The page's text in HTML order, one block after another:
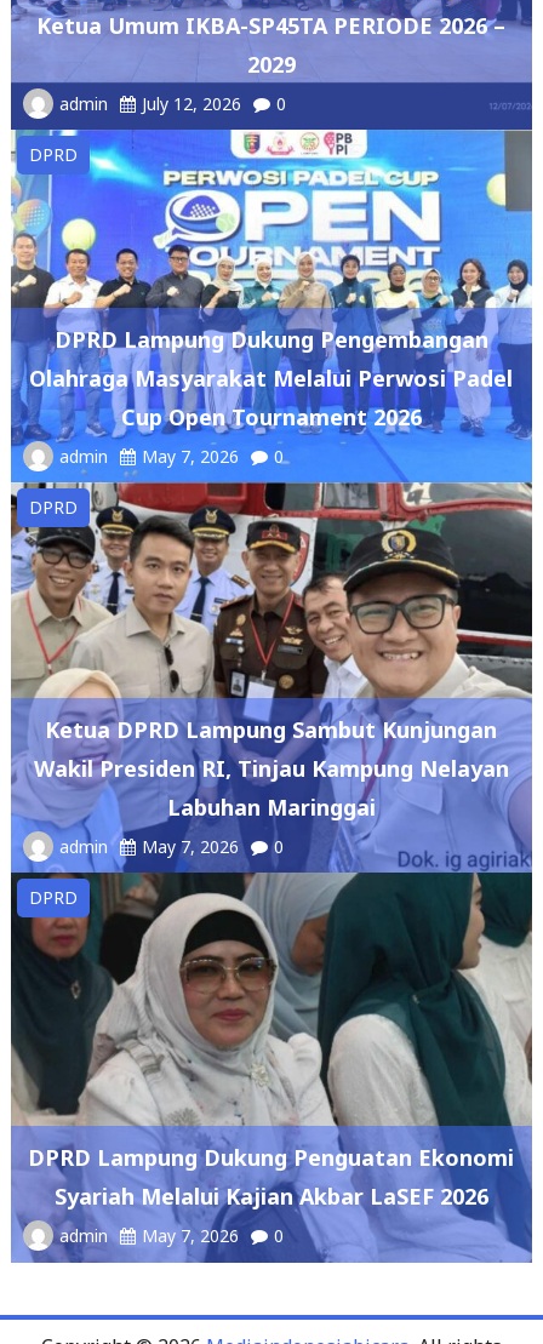
admin July 12, 2026 0
DPRD
DPRD Lampung Dukung Pengembangan
Olahraga Masyarakat Melalui Perwosi Padel
Cup Open Tournament 2026
admin May 7, 2026 0
DPRD
Ketua DPRD Lampung Sambut Kunjungan
Wakil Presiden RI, Tinjau Kampung Nelayan
Labuhan Maringgai
admin May 7, 2026 0
DPRD
DPRD Lampung Dukung Penguatan Ekonomi
Syariah Melalui Kajian Akbar LaSEF 2026
admin May 7, 2026 0